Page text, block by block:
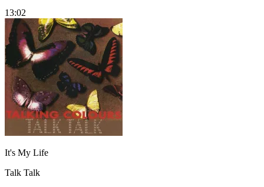
13:02
It's My Life
Talk Talk